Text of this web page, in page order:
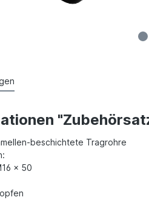
beschichtete Tragrohre
x 50